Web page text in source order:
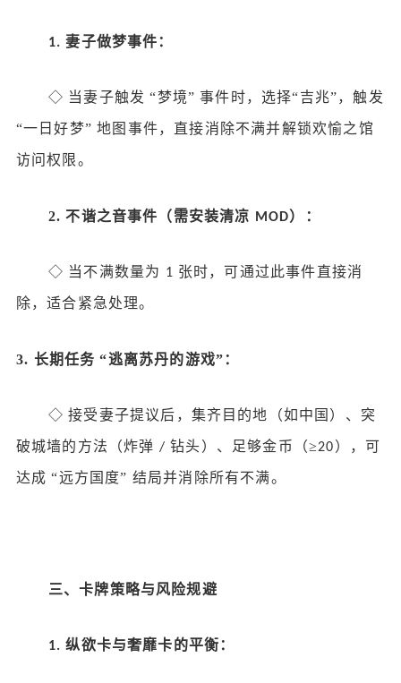
1.妻子做梦事件：
◇ 当妻子触发 “梦境” 事件时，选择“吉兆”，触发
“一日好梦” 地图事件，直接消除不满并解锁欢愉之馆
访问权限。
2.不谐之音事件（需安装清凉 MOD）：
◇ 当不满数量为 1 张时，可通过此事件直接消
除，适合紧急处理。
3. 长期任务 “逃离苏丹的游戏”：
◇ 接受妻子提议后，集齐目的地（如中国）、突
破城墙的方法（炸弹 /钻头）、足够金币（≥20），可
达成 “远方国度” 结局并消除所有不满。
三、卡牌策略与风险规避
1.纵欲卡与奢靡卡的平衡：